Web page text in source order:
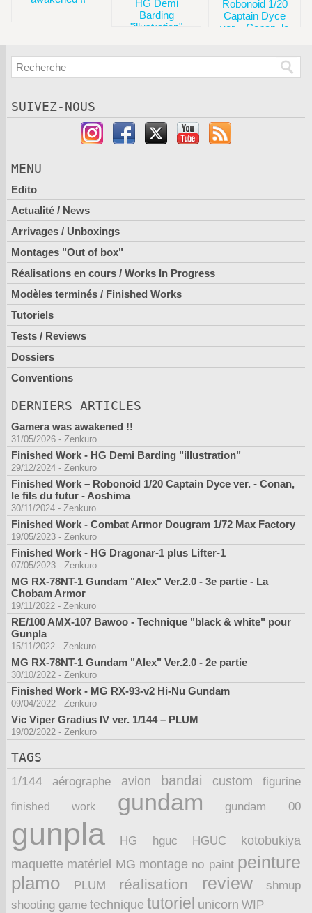
HG Demi
Barding
"illustration"
Robonoid 1/20
Captain Dyce
ver. - Conan, le
SUIVEZ-NOUS
MENU
Edito
Actualité / News
Arrivages / Unboxings
Montages "Out of box"
Réalisations en cours / Works In Progress
Modèles terminés / Finished Works
Tutoriels
Tests / Reviews
Dossiers
Conventions
DERNIERS ARTICLES
Gamera was awakened !!
31/05/2026 - Zenkuro
Finished Work - HG Demi Barding "illustration"
29/12/2024 - Zenkuro
Finished Work – Robonoid 1/20 Captain Dyce ver. - Conan,
le fils du futur - Aoshima
30/11/2024 - Zenkuro
Finished Work - Combat Armor Dougram 1/72 Max Factory
19/05/2023 - Zenkuro
Finished Work - HG Dragonar-1 plus Lifter-1
07/05/2023 - Zenkuro
MG RX-78NT-1 Gundam "Alex" Ver.2.0 - 3e partie - La
Chobam Armor
19/11/2022 - Zenkuro
RE/100 AMX-107 Bawoo - Technique "black & white" pour
Gunpla
15/11/2022 - Zenkuro
MG RX-78NT-1 Gundam "Alex" Ver.2.0 - 2e partie
30/10/2022 - Zenkuro
Finished Work - MG RX-93-v2 Hi-Nu Gundam
09/04/2022 - Zenkuro
Vic Viper Gradius IV ver. 1/144 – PLUM
19/02/2022 - Zenkuro
TAGS
1/144 aérographe avion bandai custom figurine
finished work gundam gundam 00
gunpla HG hguc HGUC
kotobukiya
maquette matériel MG montage no paint peinture
plamo PLUM réalisation review
shmup
shooting game technique tutoriel unicorn WIP